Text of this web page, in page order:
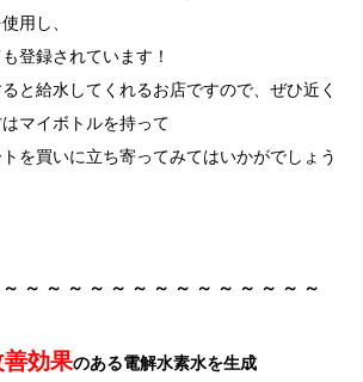
用し、
登録されています！
と給水してくれるお店ですので、ぜひ近く
マイボトルを持って
を買いに立ち寄ってみてはいかがでしょう
～ ～ ～ ～ ～ ～ ～ ～ ～ ～ ～ ～ ～ ～
効果のある電解水素水を生成